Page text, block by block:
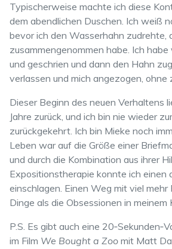
Typischerweise machte ich diese
dem abendlichen Duschen. Ich weiß
bevor ich den Wasserhahn zudrehte,
zusammengenommen habe. Ich
und geschrien und dann den Hahn
verlassen und mich angezogen, ohne
Dieser Beginn des neuen Verhaltens
Jahre zurück, und ich bin nie wieder
zurückgekehrt. Ich bin Mieke noch
Leben war auf die Größe einer
und durch die Kombination aus ihrer
Expositionstherapie konnte ich einen
einschlagen. Einen Weg mit viel mehr
Dinge als die Obsessionen in meinem
P.S. Es gibt auch eine
im Film We Bought a Zoo mit Matt